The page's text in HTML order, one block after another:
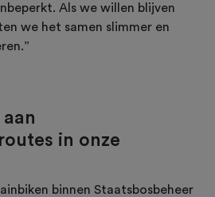
Als we willen blijven
we het samen slimmer en
in onze
binnen Staatsbosbeheer